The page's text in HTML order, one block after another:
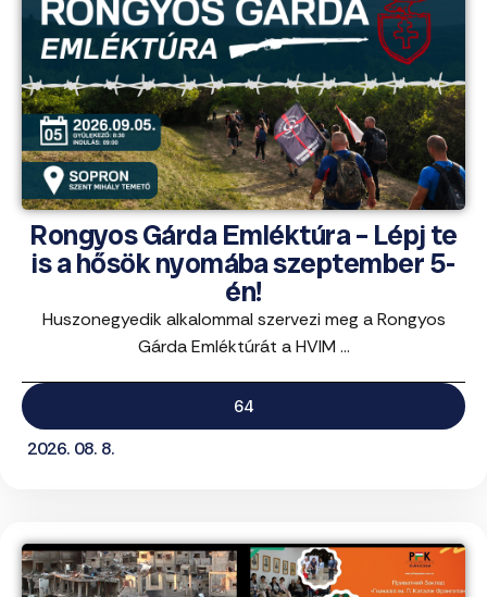
Rongyos Gárda Emléktúra – Lépj te
is a hősök nyomába szeptember 5-
én!
Huszonegyedik alkalommal szervezi meg a Rongyos
Gárda Emléktúrát a HVIM ...
64
2026. 08. 8.